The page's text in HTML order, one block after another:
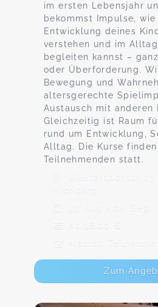
im ersten Lebensjahr
bekommst Impulse,
Entwicklung deines
verstehen und im
begleiten kannst –
oder Überforderung.
Bewegung und
altersgerechte
Austausch mit anderen
Gleichzeitig ist Raum
rund um Entwicklung,
Alltag. Die Kurse finden
Teilnehmenden statt.
Westerbachstr. 23
13. Aug - 24. Sep
Ab 18,00 €
Max. 10
Zum